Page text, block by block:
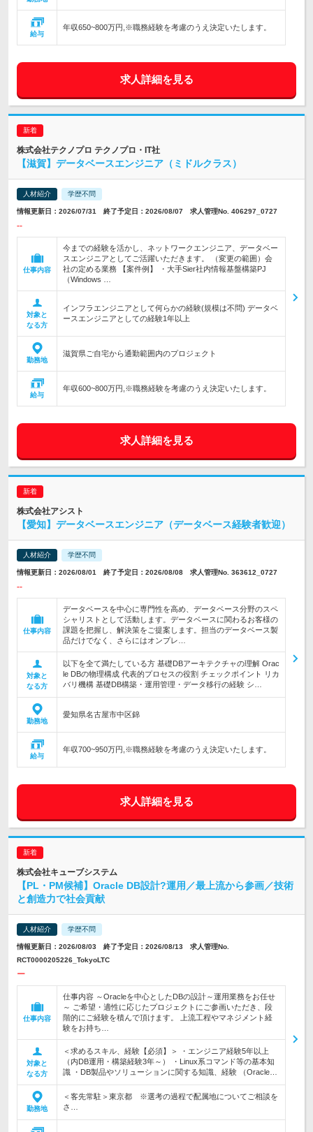
給与
年収650~800万円,※職務経験を考慮のうえ決定いたします。
求人詳細を見る
株式会社テクノプロ テクノプロ・IT社
【滋賀】データベースエンジニア（ミドルクラス）
人材紹介 学歴不問
情報更新日：2026/07/31 終了予定日：2026/08/07 求人管理No. 406297_0727
--
仕事内容
今までの経験を活かし、ネットワークエンジニア、データベー
スエンジニアとしてご活躍いただきます。 （変更の範囲）会
社の定める業務 【案件例】 ・大手Sier社内情報基盤構築PJ
（Windows …
対象と
なる方
インフラエンジニアとして何らかの経験(規模は不問) データベ
ースエンジニアとしての経験1年以上
勤務地
滋賀県ご自宅から通勤範囲内のプロジェクト
給与
年収600~800万円,※職務経験を考慮のうえ決定いたします。
求人詳細を見る
株式会社アシスト
【愛知】データベースエンジニア（データベース経験者歓迎）
人材紹介 学歴不問
情報更新日：2026/08/01 終了予定日：2026/08/08 求人管理No. 363612_0727
--
仕事内容
データベースを中心に専門性を高め、データベース分野のスペ
シャリストとして活動します。データベースに関わるお客様の
課題を把握し、解決策をご提案します。担当のデータベース製
品だけでなく、さらにはオンプレ…
対象と
なる方
以下を全て満たしている方 基礎DBアーキテクチャの理解 Orac
le DBの物理構成 代表的プロセスの役割 チェックポイント リカ
バリ機構 基礎DB構築・運用管理・データ移行の経験 シ…
勤務地
愛知県名古屋市中区錦
給与
年収700~950万円,※職務経験を考慮のうえ決定いたします。
求人詳細を見る
株式会社キューブシステム
【PL・PM候補】Oracle DB設計?運用／最上流から参画／技術
と創造力で社会貢献
人材紹介 学歴不問
情報更新日：2026/08/03 終了予定日：2026/08/13 求人管理No.
RCT0000205226_TokyoLTC
ー
仕事内容
仕事内容 ～Oracleを中心としたDBの設計～運用業務をお任せ
～ ご希望・適性に応じたプロジェクトにご参画いただき、段
階的にご経験を積んで頂けます。 上流工程やマネジメント経
験をお持ち…
対象と
なる方
＜求めるスキル、経験【必須】＞ ・エンジニア経験5年以上
（内DB運用・構築経験3年～） ・Linux系コマンド等の基本知
識 ・DB製品やソリューションに関する知識、経験 （Oracle…
勤務地
＜客先常駐＞東京都 ※選考の過程で配属地についてご相談を
さ…